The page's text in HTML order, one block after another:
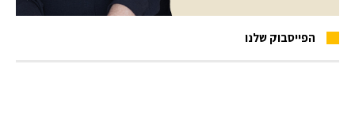
הפייסבוק שלנו